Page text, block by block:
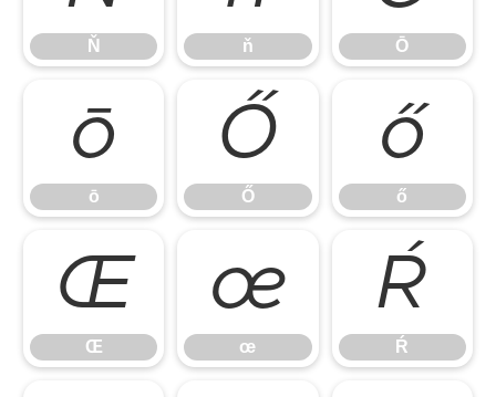
Ň ň Ō
ō
ō
Ő
Ő
ő
ő
Œ
Œ
œ
œ
Ŕ
Ŕ